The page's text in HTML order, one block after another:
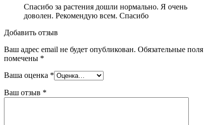
Спасибо за растения дошли нормально. Я очень
доволен. Рекомендую всем. Спасибо
Добавить отзыв
Ваш адрес email не будет опубликован. Обязательные поля
помечены *
Ваша оценка *
Ваш отзыв *